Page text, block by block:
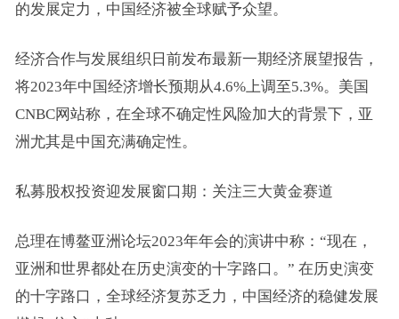
的发展定力，中国经济被全球赋予众望。
经济合作与发展组织日前发布最新一期经济展望报告，
将2023年中国经济增长预期从4.6%上调至5.3%。美国
CNBC网站称，在全球不确定性风险加大的背景下，亚
洲尤其是中国充满确定性。
私募股权投资迎发展窗口期：关注三大黄金赛道
总理在博鳌亚洲论坛2023年年会的演讲中称：“现在，
亚洲和世界都处在历史演变的十字路口。” 在历史演变
的十字路口，全球经济复苏乏力，中国经济的稳健发展